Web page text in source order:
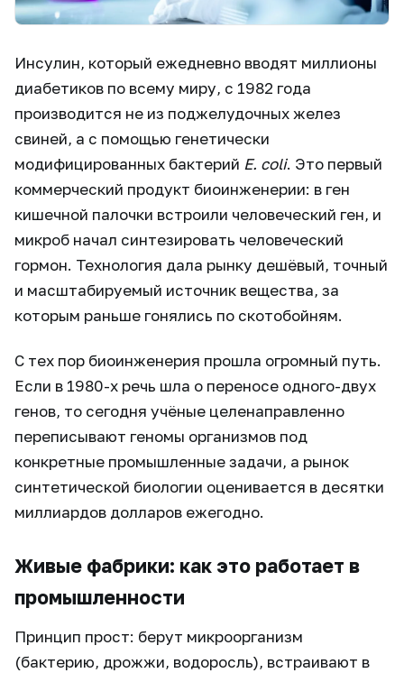
Инсулин, который ежедневно вводят миллионы
диабетиков по всему миру, с 1982 года
производится не из поджелудочных желез
свиней, а с помощью генетически
модифицированных бактерий E. coli. Это первый
коммерческий продукт биоинженерии: в ген
кишечной палочки встроили человеческий ген, и
микроб начал синтезировать человеческий
гормон. Технология дала рынку дешёвый, точный
и масштабируемый источник вещества, за
которым раньше гонялись по скотобойням.
С тех пор биоинженерия прошла огромный путь.
Если в 1980-х речь шла о переносе одного-двух
генов, то сегодня учёные целенаправленно
переписывают геномы организмов под
конкретные промышленные задачи, а рынок
синтетической биологии оценивается в десятки
миллиардов долларов ежегодно.
Живые фабрики: как это работает в
промышленности
Принцип прост: берут микроорганизм
(бактерию, дрожжи, водоросль), встраивают в